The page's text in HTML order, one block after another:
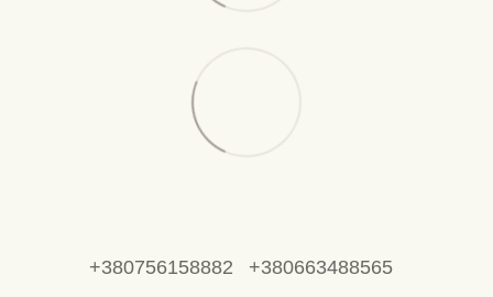
+380756158882 +380663488565